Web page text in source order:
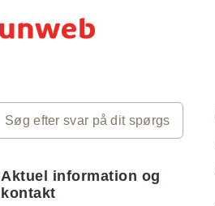
Aktuel information og
kontakt